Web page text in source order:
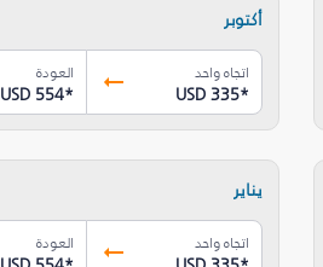
أكتوبر
اتجاه واحد
USD 335*
العودة
USD 554*
يناير
اتجاه واحد العودة